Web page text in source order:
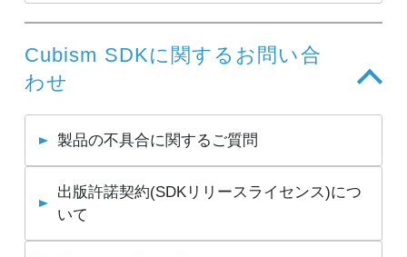
Cubism SDKに関するお問い合
わせ
製品の不具合に関するご質問
出版許諾契約(SDKリリースライセンス)につ
いて